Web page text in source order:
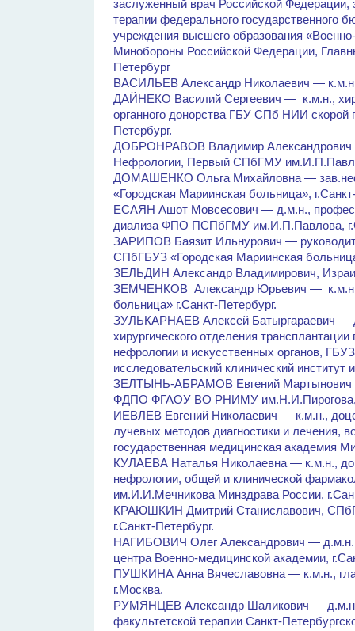
заслуженный врач Российской
терапии федерального государственного
учреждения высшего образования
Минобороны Российской Федерации,
Петербург
ВАСИЛЬЕВ Александр Николаевич — к.м.н.,
ДАЙНЕКО Василий Сергеевич — к.м.н.,
органного донорства ГБУ СПб НИИ
Петербург.
ДОБРОНРАВОВ Владимир
Нефрологии, Первый СПбГМУ
ДОМАШЕНКО Ольга Михайловна —
«Городская Мариинская больница»,
ЕСАЯН Ашот Мовсесович — д.м.н.,
диализа ФПО ПСПбГМУ им.И.П.Павлова,
ЗАРИПОВ Баязит Ильнурович —
СПбГБУЗ «Городская Мариинская
ЗЕЛЬДИН Александр Владимирович,
ЗЕМЧЕНКОВ Александр Юрьевич — к.м.н.,
больница» г.Санкт-Петербург.
ЗУЛЬКАРНАЕВ Алексей Батыргараевич —
хирургического отделения
нефрологии и искусственных органов,
исследовательский клинический
ЗЕЛТЫНЬ-АБРАМОВ Евгений Мартынович
ФДПО ФГАОУ ВО РНИМУ им.Н.И.Пирогова,
ИЕВЛЕВ Евгений Николаевич — к.м.н.,
лучевых методов диагностики и
государственная медицинская академия
КУЛАЕВА Наталья Николаевна — к.м.н.,
нефрологии, общей и клинической
им.И.И.Мечникова Минздрава России,
КРАЮШКИН Дмитрий Станиславович,
г.Санкт-Петербург.
НАГИБОВИЧ Олег Александрович — д.м.н.,
центра Военно-медицинской академии,
ПУШКИНА Анна Вячеславовна — к.м.н.,
г.Москва.
РУМЯНЦЕВ Александр Шаликович —
факультетской терапии Санкт-